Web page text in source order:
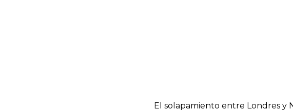
El solapamiento entre Londres y